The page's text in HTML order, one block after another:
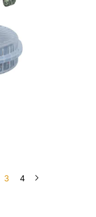
3 4